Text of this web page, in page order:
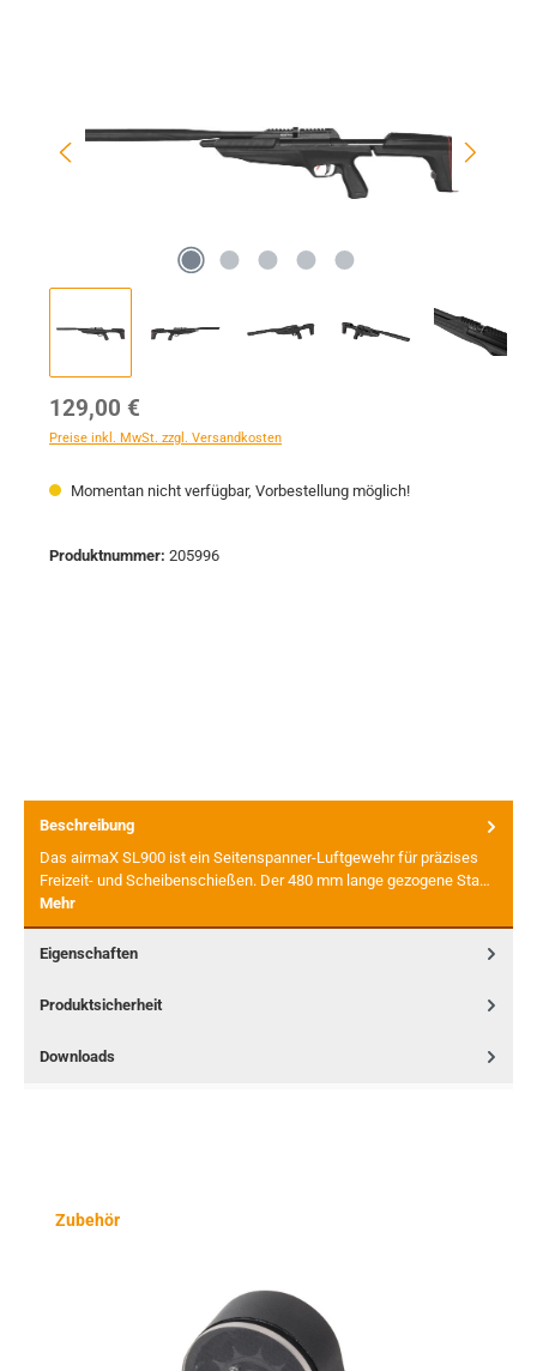
Regulärer Preis:
129,00 €
Preise inkl. MwSt. zzgl. Versandkosten
Momentan nicht verfügbar, Vorbestellung möglich!
Produktnummer: 205996
Beschreibung
Das airmaX SL900 ist ein Seitenspanner-Luftgewehr für präzises
Freizeit- und Scheibenschießen. Der 480 mm lange gezogene Sta…
Mehr
Eigenschaften
Produktsicherheit
Downloads
Produktgalerie überspringen
Zubehör